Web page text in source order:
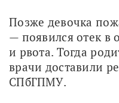
Позже девочка
— появился отек в
и рвота. Тогда
врачи доставили
СПбГПМУ.